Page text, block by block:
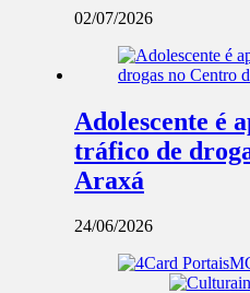
02/07/2026
Adolescente é
tráfico de
Araxá
24/06/2026